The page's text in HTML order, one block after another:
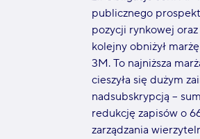
publicznego
pozycji rynkowej
kolejny obniżył
3M. To najniższa
cieszyła się dużym
nadsubskrypcją –
redukcję zapisów o
zarządzania